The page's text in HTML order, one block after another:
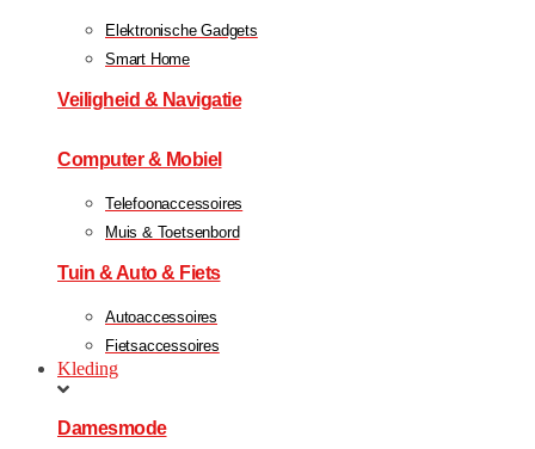
Elektronische Gadgets
Smart Home
Veiligheid & Navigatie
Computer & Mobiel
Telefoonaccessoires
Muis & Toetsenbord
Tuin & Auto & Fiets
Autoaccessoires
Fietsaccessoires
Kleding
Damesmode